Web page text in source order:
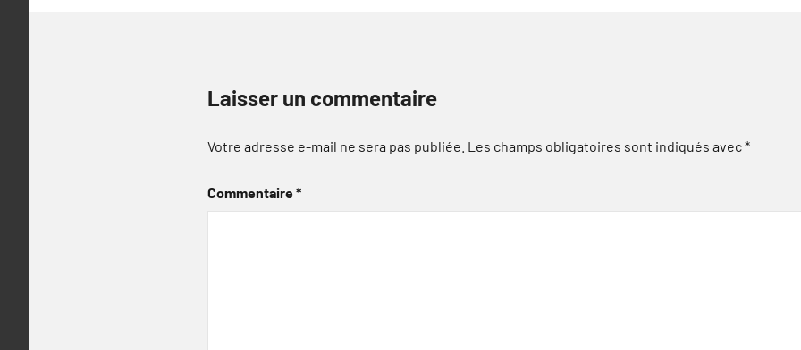
Laisser un commentaire
Votre adresse e-mail ne sera pas publiée. Les champs obligatoires sont indiqués avec*
Commentaire*